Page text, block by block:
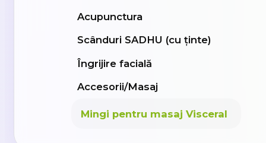
Acupunctura
Scânduri SADHU (cu ținte)
Îngrijire facială
Accesorii/Masaj
Mingi pentru masaj Visceral